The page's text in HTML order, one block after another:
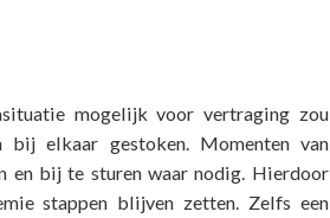
mogelijk voor vertraging zou
bij elkaar gestoken. Momenten van
en bij te sturen waar nodig. Hierdoor
stappen blijven zetten. Zelfs een